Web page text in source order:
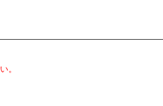
。